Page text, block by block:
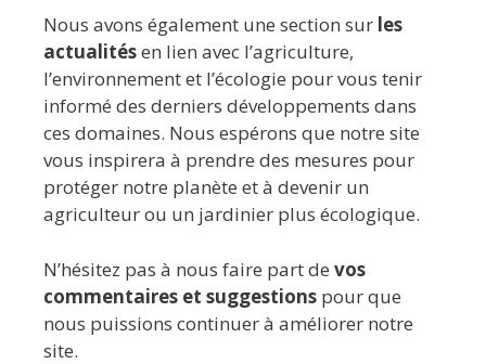
Nous avons également une section sur les
actualitésen lien avec l’agriculture,
l’environnement et l’écologie pour vous tenir
informé des derniers développements dans
ces domaines. Nous espérons que notre site
vous inspirera à prendre des mesures pour
protéger notre planète et à devenir un
agriculteur ou un jardinier plus écologique.
N’hésitez pas à nous faire part de vos
commentaires et suggestions pour que
nous puissions continuer à améliorer notre
site.